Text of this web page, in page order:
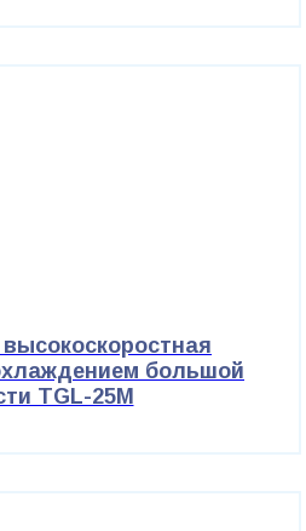
большой
TGL-25M